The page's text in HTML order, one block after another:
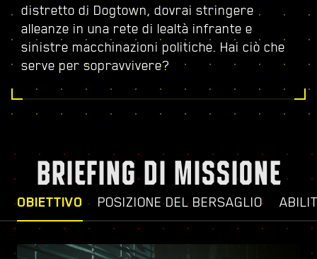
distretto di Dogtown, dovrai stringere
alleanze in una rete di lealtà infrante e
sinistre macchinazioni politiche. Hai ciò che
serve per sopravvivere?
BRIEFING DI MISSIONE
OBIETTIVO POSIZIONE DEL BERSAGLIO